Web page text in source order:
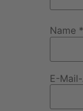
Name *
E-